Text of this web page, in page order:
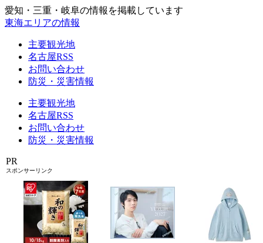
愛知・三重・岐阜の情報を掲載しています
東海エリアの情報
主要観光地
名古屋RSS
お問い合わせ
防災・災害情報
主要観光地
名古屋RSS
お問い合わせ
防災・災害情報
PR
スポンサーリンク